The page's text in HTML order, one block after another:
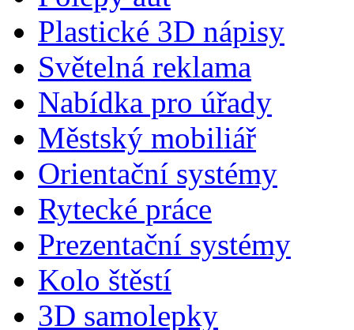
Plastické 3D nápisy
Světelná reklama
Nabídka pro úřady
Městský mobiliář
Orientační systémy
Rytecké práce
Prezentační systémy
Kolo štěstí
3D samolepky